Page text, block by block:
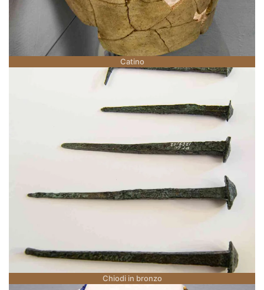
Catino
Chiodi in bronzo